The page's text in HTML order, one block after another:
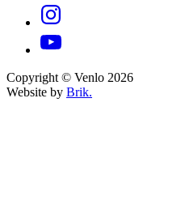
Copyright © Venlo 2026
Website by Brik.